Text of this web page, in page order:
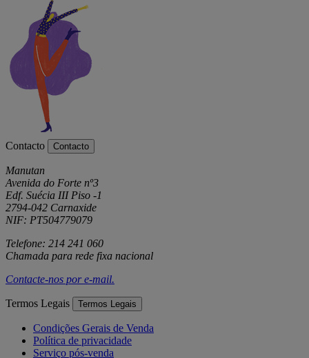
Contacto Contacto
Manutan
Avenida do Forte nº3
Edf. Suécia III Piso -1
2794-042 Carnaxide
NIF: PT504779079
Telefone: 214 241 060
Chamada para rede fixa nacional
Contacte-nos pore-mail.
Termos Legais Termos Legais
Condições Gerais de Venda
Política de privacidade
Serviço pós-venda